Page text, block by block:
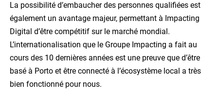
La possibilité d’embaucher des personnes qualifiées est
également un avantage majeur, permettant à Impacting
Digital d’être compétitif sur le marché mondial.
L’internationalisation que le Groupe Impacting a fait au
cours des 10 dernières années est une preuve que d’être
basé à Porto et être connecté à l’écosystème local a très
bien fonctionné pour nous.